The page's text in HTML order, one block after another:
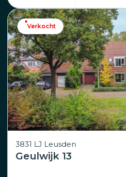
3831 LJ Leusden
Geulwijk 13
Verkocht